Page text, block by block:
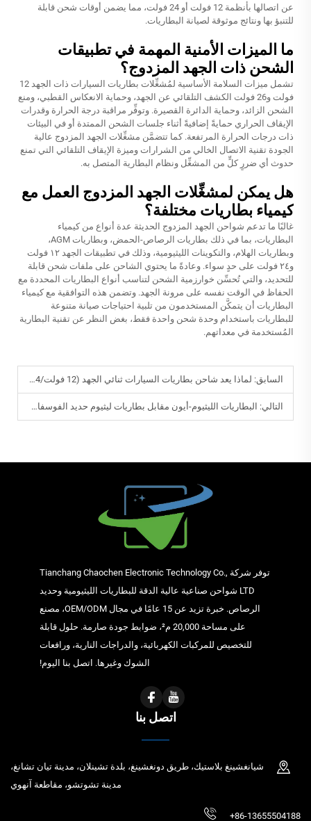
عن اتصالها بأنظمة 12 فولت أو 24 فولت، مما يضمن أوقات شحن قابلة
للتنبؤ بها ونتائج موثوقة لصيانة البطاريات.
ما الميزات الأمنية المهمة في تطبيقات
الشحن ذات الجهد المزدوج؟
تشمل ميزات السلامة الأساسية لمُشغِّلات بطاريات السيارات ذات الجهد 12
فولت و26 فولت الكشف التلقائي عن الجهد، وحماية الانعكاس القطبي، ومنع
الشحن الزائد، وحماية الدائرة القصيرة. وتوفِّر مراقبة درجة الحرارة وقدرات
الإيقاف الحراري حمايةً إضافيةً أثناء جلسات الشحن الممتدة أو في البيئات
ذات درجات الحرارة المرتفعة. كما تتضمَّن مشغِّلات الجهد المزدوج عالية
الجودة تقنية الاتصال الخالي من الشرارات وميزة الإيقاف التلقائي التي تمنع
حدوث أي ضررٍ كلٍّ من المشغِّل ونظام البطارية المتصل به.
هل يمكن لمشغِّلات الجهد المزدوج العمل مع
كيمياء بطاريات مختلفة؟
غالبًا ما تدعم شواحن الجهد المزدوج الحديثة عدة أنواع من كيمياء
البطاريات، بما في ذلك بطاريات الرصاص-الحمض، وبطاريات AGM،
وبطاريات الهلام، والتكوينات الليثيومية، وذلك في تطبيقات الجهد ١٢ فولت
و٢٤ فولت على حدٍ سواء. وعادةً ما يحتوي الشاحن على ملفات شحن قابلة
للتحديد، والتي تُحسِّن خوارزمية الشحن لتناسب أنواع البطاريات المحددة مع
الحفاظ في الوقت نفسه على مرونة الجهد. وتضمن هذه التوافقية مع كيمياء
البطاريات أن يتمكَّن المستخدمون من تلبية احتياجات صيانة متنوعة
للبطاريات باستخدام وحدة شحن واحدة فقط، بغض النظر عن تقنية البطارية
المُستخدمة في معداتهم.
السابق: لماذا يعد شاحن بطاريات السيارات ثنائي الجهد (12 فولت/24 فولت) مناسبًا لملاك المركبات المتعددة
التالي: البطاريات الليثيوم-أيون مقابل بطاريات ليثيوم حديد الفوسفات: أيهما أكثر ملاءمةً لاحتياجاتك؟
توفر شركة Tianchang Chaochen Electronic Technology Co.,
LTD شواحن صناعية عالية الدقة للبطاريات الليثيومية وحديد
الرصاص. خبرة تزيد عن 15 عامًا في مجال OEM/ODM، مصنع
على مساحة 20,000 م²، ضوابط جودة صارمة. حلول قابلة
للتخصيص للمركبات الكهربائية، والدراجات النارية، ورافعات
الشوك وغيرها. اتصل بنا اليوم!
اتصل بنا
شيانغشينغ بلاستيك، طريق دونغشينغ، بلدة تشينلان، مدينة تيان تشانغ،
مدينة تشوتشو، مقاطعة آنهوي
+86-13655504188